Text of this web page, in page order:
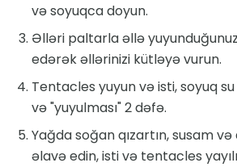
və soyuqca doyun.
Əlləri paltarla əllə
edərək əllərinizi kütləyə vurun.
Tentacles yuyun və isti, soyuq
və "yuyulması" 2 dəfə.
Yağda soğan qızartın, susam
əlavə edin, isti və tentacles